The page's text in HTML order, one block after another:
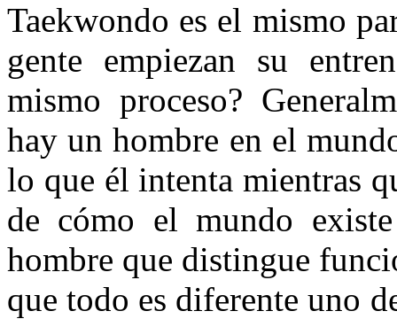
Taekwondo es el mismo
gente empiezan su
mismo proceso?
hay un hombre en el
lo que él intenta mientras
de cómo el mundo
hombre que distingue
que todo es diferente uno